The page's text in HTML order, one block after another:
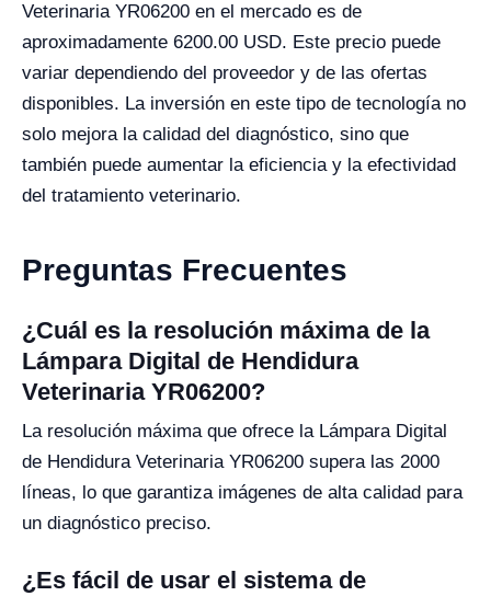
Veterinaria YR06200 en el mercado es de
aproximadamente 6200.00 USD. Este precio puede
variar dependiendo del proveedor y de las ofertas
disponibles. La inversión en este tipo de tecnología no
solo mejora la calidad del diagnóstico, sino que
también puede aumentar la eficiencia y la efectividad
del tratamiento veterinario.
Preguntas Frecuentes
¿Cuál es la resolución máxima de la
Lámpara Digital de Hendidura
Veterinaria YR06200?
La resolución máxima que ofrece la Lámpara Digital
de Hendidura Veterinaria YR06200 supera las 2000
líneas, lo que garantiza imágenes de alta calidad para
un diagnóstico preciso.
¿Es fácil de usar el sistema de